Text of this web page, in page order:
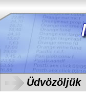
Üdvözöljük